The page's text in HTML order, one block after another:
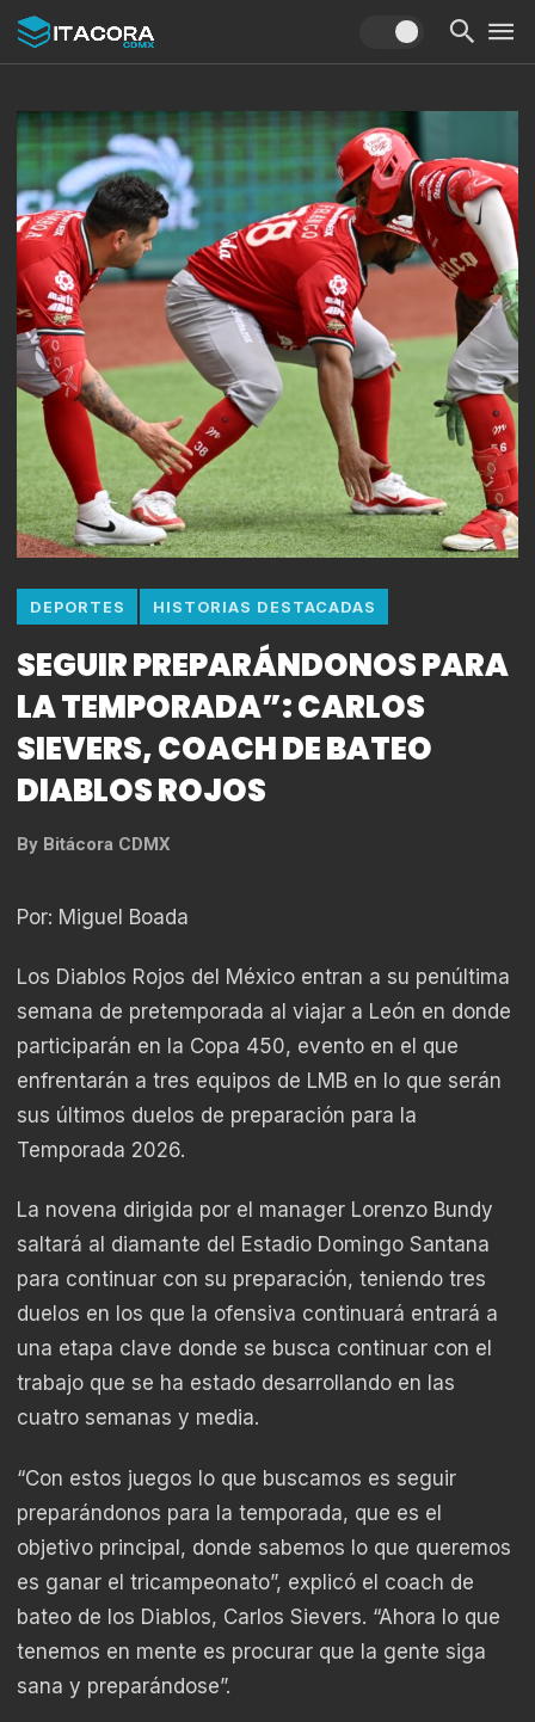
DEPORTES HISTORIAS DESTACADAS
SEGUIR PREPARÁNDONOS PARA
LA TEMPORADA”: CARLOS
SIEVERS, COACH DE BATEO
DIABLOS ROJOS
By Bitácora CDMX
Por: Miguel Boada
Los Diablos Rojos del México entran a su penúltima
semana de pretemporada al viajar a León en donde
participarán en la Copa 450, evento en el que
enfrentarán a tres equipos de LMB en lo que serán
sus últimos duelos de preparación para la
Temporada 2026.
La novena dirigida por el manager Lorenzo Bundy
saltará al diamante del Estadio Domingo Santana
para continuar con su preparación, teniendo tres
duelos en los que la ofensiva continuará entrará a
una etapa clave donde se busca continuar con el
trabajo que se ha estado desarrollando en las
cuatro semanas y media.
“Con estos juegos lo que buscamos es seguir
preparándonos para la temporada, que es el
objetivo principal, donde sabemos lo que queremos
es ganar el tricampeonato”, explicó el coach de
bateo de los Diablos, Carlos Sievers. “Ahora lo que
tenemos en mente es procurar que la gente siga
sana y preparándose”.